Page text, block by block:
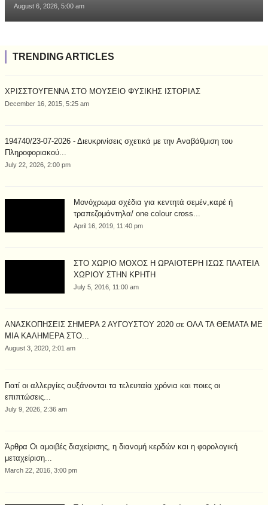
August 6, 2026, 5:00 am
TRENDING ARTICLES
ΧΡΙΣΣΤΟΥΓΕΝΝΑ ΣΤΟ ΜΟΥΣΕΙΟ ΦΥΣΙΚΗΣ ΙΣΤΟΡΙΑΣ
December 16, 2015, 5:25 am
194740/23-07-2026 - Διευκρινίσεις σχετικά με την Αναβάθμιση του
Πληροφοριακού...
July 22, 2026, 2:00 pm
Μονόχρωμα σχέδια για κεντητά σεμέν,καρέ ή
τραπεζομάντηλα/ one colour cross...
April 16, 2019, 11:40 pm
ΣΤΟ ΧΩΡΙΟ ΜΟΧΟΣ Η ΩΡΑΙΟΤΕΡΗ ΙΣΩΣ ΠΛΑΤΕΙΑ
ΧΩΡΙΟΥ ΣΤΗΝ ΚΡΗΤΗ
July 5, 2016, 11:00 am
ΑΝΑΣΚΟΠΗΣΕΙΣ ΣΗΜΕΡΑ 2 ΑΥΓΟΥΣΤΟΥ 2020 σε ΟΛΑ ΤΑ ΘΕΜΑΤΑ ΜΕ
ΜΙΑ ΚΑΛΗΜΕΡΑ ΣΤΟ...
August 3, 2020, 2:01 am
Γιατί οι αλλεργίες αυξάνονται τα τελευταία χρόνια και ποιες οι
επιπτώσεις...
July 9, 2026, 2:36 am
Άρθρα Οι αμοιβές διαχείρισης, η διανομή κερδών και η φορολογική
μεταχείριση...
March 22, 2016, 3:00 pm